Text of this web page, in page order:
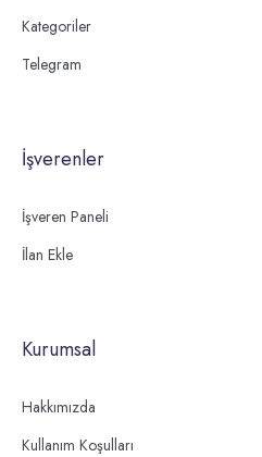
Kategoriler
Telegram
İşverenler
İşveren Paneli
İlan Ekle
Kurumsal
Hakkımızda
Kullanım Koşulları